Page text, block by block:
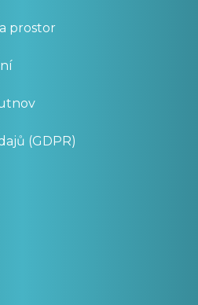
prostor
(GDPR)